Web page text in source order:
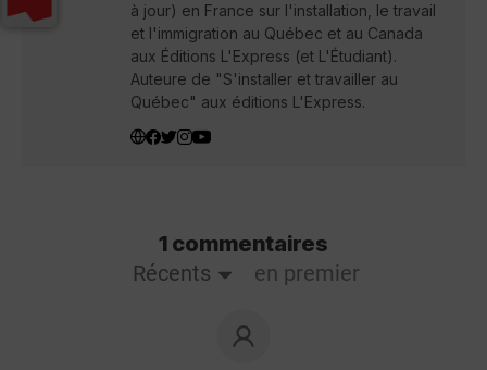
à jour) en France sur l'installation, le travail
et l'immigration au Québec et au Canada
aux Éditions L'Express (et L'Étudiant).
Auteure de "S'installer et travailler au
Québec" aux éditions L'Express.
1 commentaires
Récents
en premier